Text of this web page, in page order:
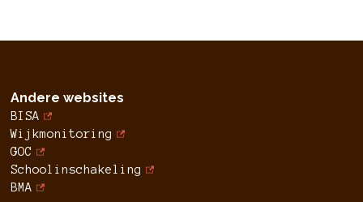
Andere websites
BISA
Wijkmonitoring
GOC
Schoolinschakeling
BMA